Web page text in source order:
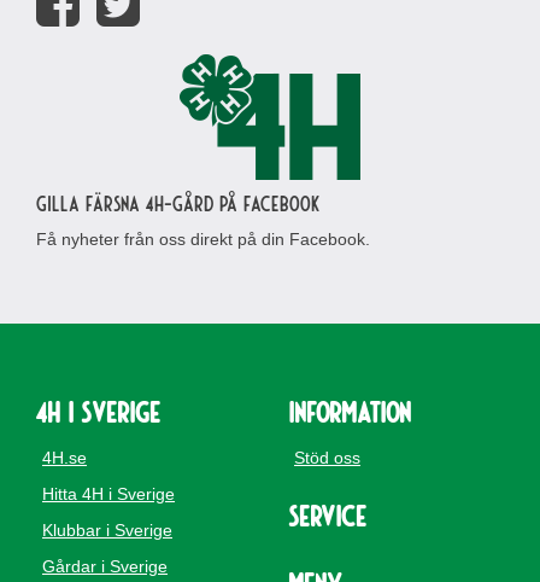
Gilla Färsna 4H-gård på Facebook
Få nyheter från oss direkt på din Facebook.
4H i Sverige
4H.se
Hitta 4H i Sverige
Klubbar i Sverige
Gårdar i Sverige
Information
Stöd oss
Service